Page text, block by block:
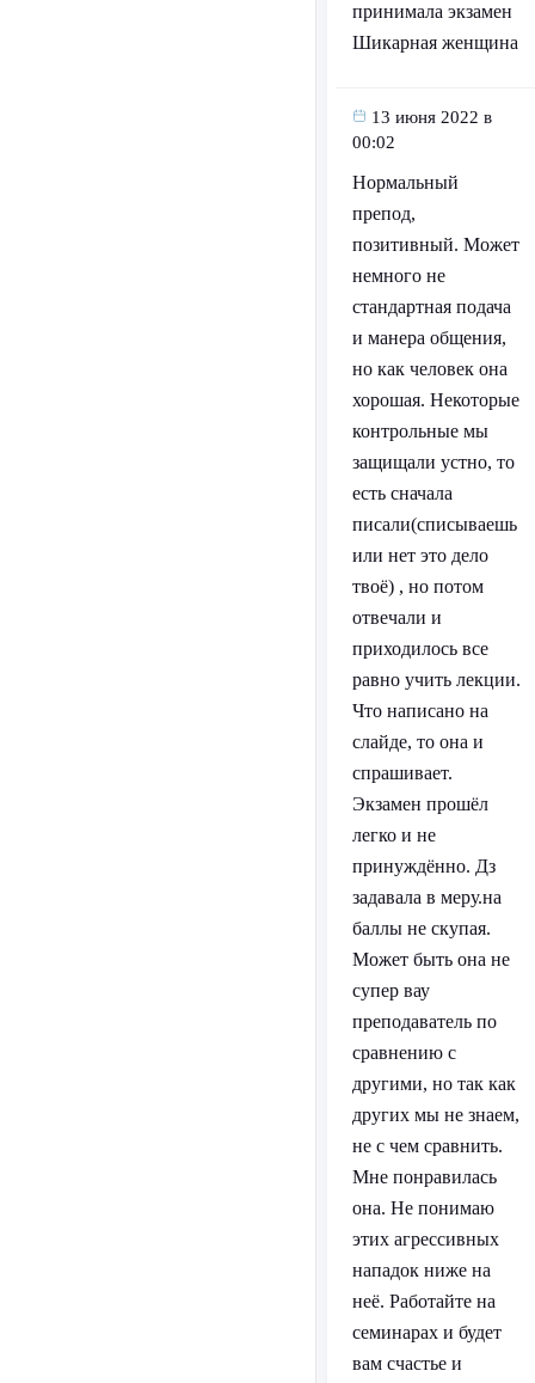
принимала экзамен
Шикарная женщина
13 июня 2022 в
00:02
Нормальный
препод,
позитивный. Может
немного не
стандартная подача
и манера общения,
но как человек она
хорошая. Некоторые
контрольные мы
защищали устно, то
есть сначала
писали(списываешь
или нет это дело
твоё) , но потом
отвечали и
приходилось все
равно учить лекции.
Что написано на
слайде, то она и
спрашивает.
Экзамен прошёл
легко и не
принуждённо. Дз
задавала в меру.на
баллы не скупая.
Может быть она не
супер вау
преподаватель по
сравнению с
другими, но так как
других мы не знаем,
не с чем сравнить.
Мне понравилась
она. Не понимаю
этих агрессивных
нападок ниже на
неё. Работайте на
семинарах и будет
вам счастье и